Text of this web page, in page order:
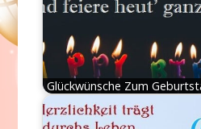
Glückwünsche Zum